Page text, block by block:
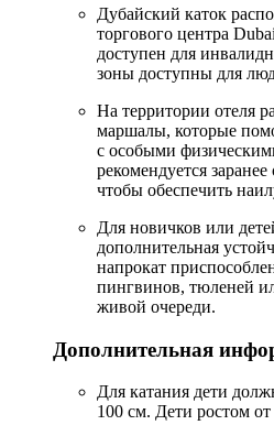
Дубайский каток
торгового центра
доступен для
зоны доступны для
На территории отеля
маршалы, которые
с особыми
рекомендуется заранее
чтобы обеспечить
Для новичков или
дополнительная
напрокат
пингвинов, тюленей
живой очереди.
Дополнительная
Для катания дети
100 см. Дети ростом